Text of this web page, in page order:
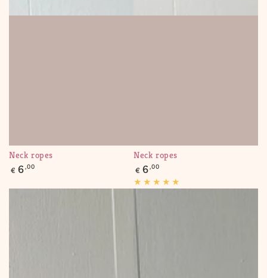
Neck ropes
Regular
€ 6,00
Neck ropes
Regular
price
€ 6,00